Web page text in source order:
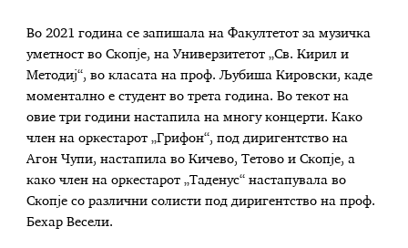
Во 2021 година се запишала на Факултетот за музичка
уметност во Скопје, на Универзитетот „Св. Кирил и
Методиј“, во класата на проф. Љубиша Кировски, каде
моментално е студент во трета година. Во текот на
овие три години настапила на многу концерти. Како
член на оркестарот „Грифон“, под диригентство на
Агон Чупи, настапила во Кичево, Тетово и Скопје, а
како член на оркестарот „Таденус“ настапувала во
Скопје со различни солисти под диригентство на проф.
Бехар Весели.